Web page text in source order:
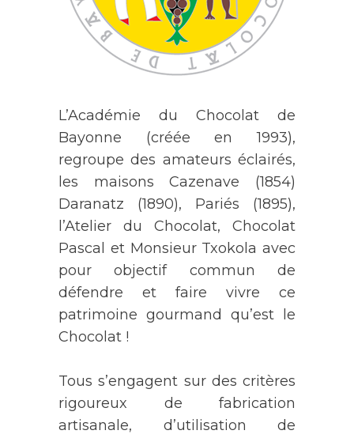
L’Académie du Chocolat de
Bayonne (créée en 1993),
regroupe des amateurs éclairés,
les maisons Cazenave (1854)
Daranatz (1890), Pariés (1895),
l’Atelier du Chocolat, Chocolat
Pascal et Monsieur Txokola avec
pour objectif commun de
défendre et faire vivre ce
patrimoine gourmand qu’est le
Chocolat !
Tous s’engagent sur des critères
rigoureux de fabrication
artisanale, d’utilisation de